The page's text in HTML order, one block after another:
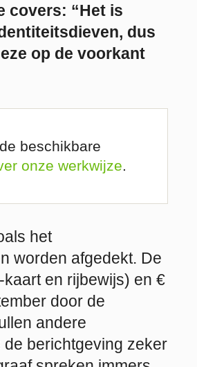
covers: “Het is
dus
op de voorkant
beschikbare
onze werkwijze
het
worden afgedekt. De
en rijbewijs) en €
door de
andere
berichtgeving zeker